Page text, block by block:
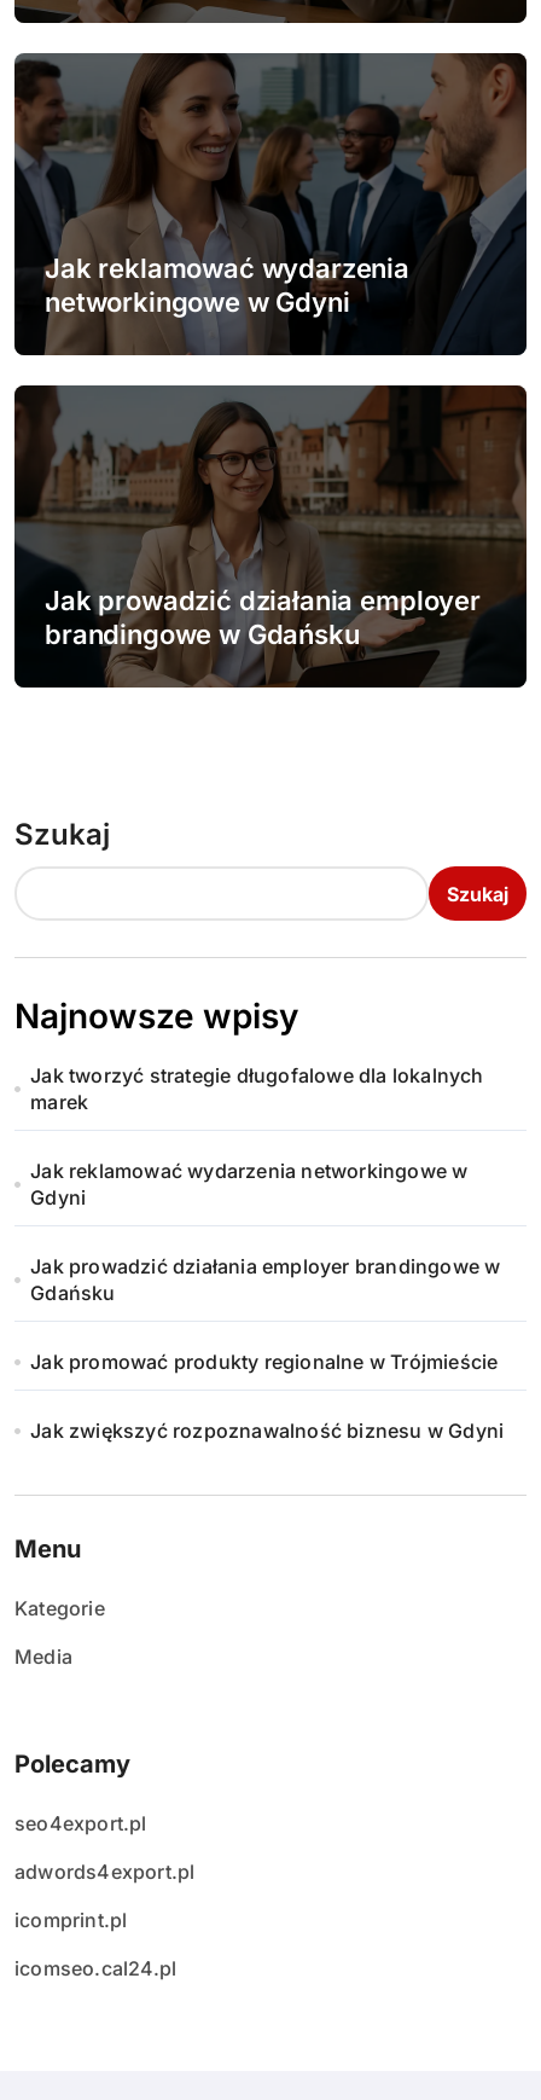
i
s
u
Jak reklamować wydarzenia
networkingowe w Gdyni
Jak prowadzić działania employer
brandingowe w Gdańsku
Szukaj
Szukaj
Najnowsze wpisy
Jak tworzyć strategie długofalowe dla lokalnych
marek
Jak reklamować wydarzenia networkingowe w
Gdyni
Jak prowadzić działania employer brandingowe w
Gdańsku
Jak promować produkty regionalne w Trójmieście
Jak zwiększyć rozpoznawalność biznesu w Gdyni
Menu
Kategorie
Media
Polecamy
seo4export.pl
adwords4export.pl
icomprint.pl
icomseo.cal24.pl